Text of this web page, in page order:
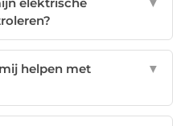
elektrische
▼
helpen met
▼